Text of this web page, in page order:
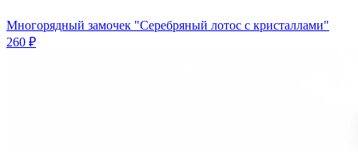
Многорядный замочек "Серебряный лотос с кристаллами"
260 ₽